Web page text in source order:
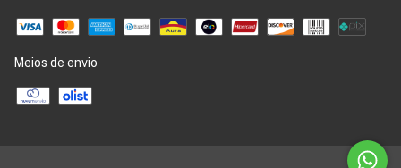
Meios de envio